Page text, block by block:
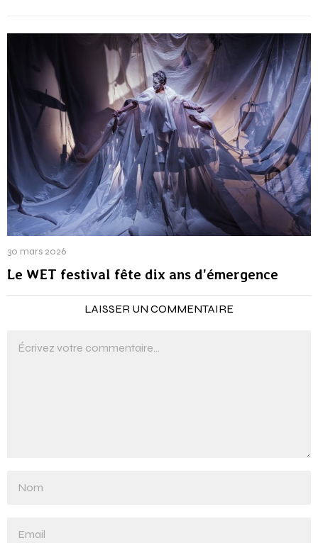
30 mars 2026
Le WET festival fête dix ans d’émergence
LAISSER UN COMMENTAIRE